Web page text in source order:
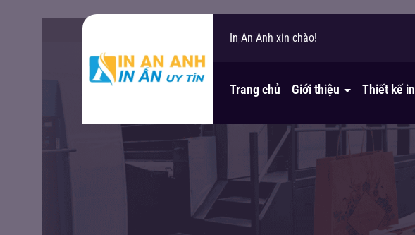
In An Anh xin chào!
Bạn cần hỗ trợ?
Trang chủ Giới thiệu Thiết kế